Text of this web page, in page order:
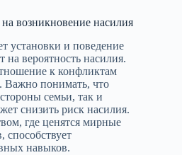
возникновение насилия
установки и поведение
вероятность насилия.
к конфликтам
Важно понимать, что
семьи, так и
снизить риск насилия.
где ценятся мирные
способствует
навыков.